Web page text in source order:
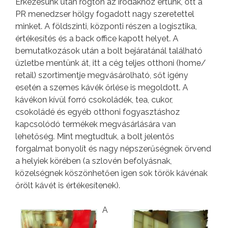
Érkezésünk után rögtön az irodákhoz értünk, ott a
PR menedzser hölgy fogadott nagy szeretettel
minket. A földszinti, központi részen a logisztika,
értékesítés és a back office kapott helyet. A
bemutatkozások után a bolt bejáratánál található
üzletbe mentünk át, itt a cég teljes otthoni (home/
retail) szortimentje megvásárolható, sőt igény
esetén a szemes kávék őrlése is megoldott. A
kávékon kívül forró csokoládék, tea, cukor,
csokoládé és egyéb otthoni fogyasztáshoz
kapcsolódó termékek megvásárlására van
lehetőség. Mint megtudtuk, a bolt jelentős
forgalmat bonyolít és nagy népszerűségnek örvend
a helyiek körében (a szlovén befolyásnak,
közelségnek köszönhetően igen sok török kávénak
őrölt kávét is értékesítenek).
A